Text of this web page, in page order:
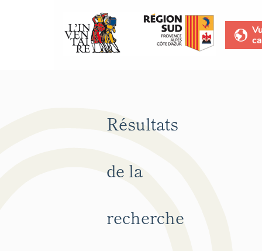
Résultats
de la
recherche